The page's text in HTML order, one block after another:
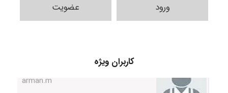
ورود عضویت
کاربران ویژه